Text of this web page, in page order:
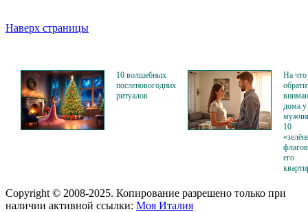
Наверх страницы
10 волшебных
посленовогодних
ритуалов
На что
дома у
10
его
Copyright © 2008-2025. Копирование разрешено только при
наличии активной ссылки: Моя Италия